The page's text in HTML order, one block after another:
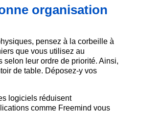
organisation
pensez à la corbeille à
que vous utilisez au
leur ordre de priorité. Ainsi,
de table. Déposez-y vos
logiciels réduisent
comme Freemind vous